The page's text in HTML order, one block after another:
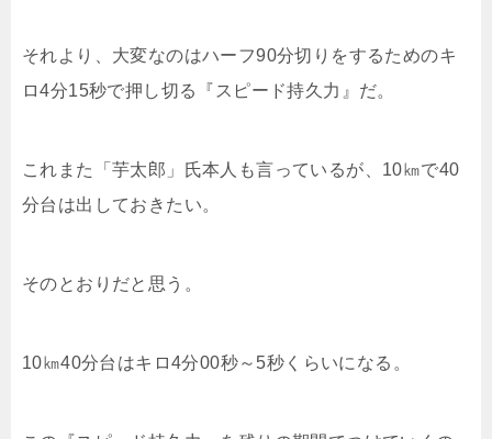
それより、大変なのはハーフ90分切りをするためのキ
ロ4分15秒で押し切る『スピード持久力』だ。
これまた「芋太郎」氏本人も言っているが、10㎞で40
分台は出しておきたい。
そのとおりだと思う。
10㎞40分台はキロ4分00秒～5秒くらいになる。